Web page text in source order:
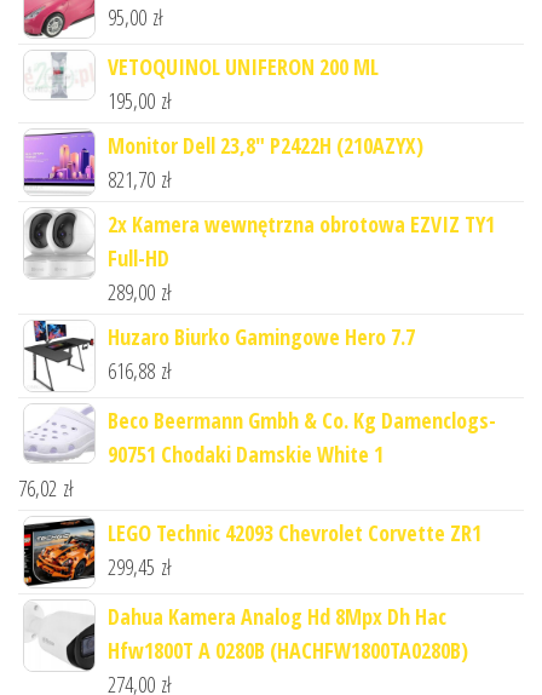
95,00 zł
VETOQUINOL UNIFERON 200 ML
195,00 zł
Monitor Dell 23,8" P2422H (210AZYX)
821,70 zł
2x Kamera wewnętrzna obrotowa EZVIZ TY1
Full-HD
289,00 zł
Huzaro Biurko Gamingowe Hero 7.7
616,88 zł
Beco Beermann Gmbh & Co. Kg Damenclogs-
90751 Chodaki Damskie White 1
76,02 zł
LEGO Technic 42093 Chevrolet Corvette ZR1
299,45 zł
Dahua Kamera Analog Hd 8Mpx Dh Hac
Hfw1800T A 0280B (HACHFW1800TA0280B)
274,00 zł